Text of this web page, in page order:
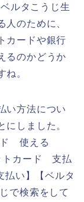
ルタこうじ生
人のために、
カードや銀行
るのかどうか
ね。
い方法につい
にしました。
ド 使える
トカード 支払
払い】【ベルタ
で検索をして